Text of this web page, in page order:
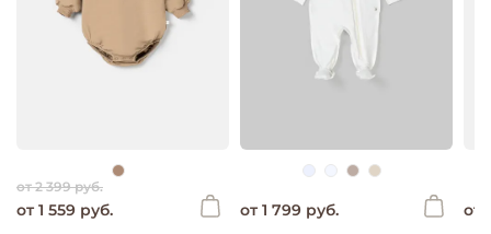
от 2 399 руб.
от 1 559 руб. от 1 799 руб. от